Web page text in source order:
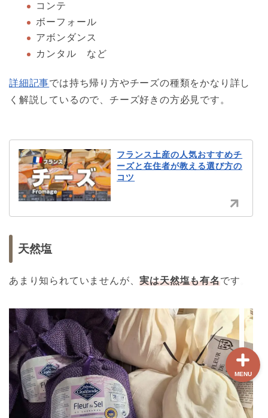
コンテ
ボーフォール
アボンダンス
カンタル など
詳細記事では持ち帰り方やチーズの種類をかなり詳し
く解説しているので、チーズ好きの方必見です。
フランス土産の人気おすすめチ
ーズと在住者が教える選び方の
コツ
天然塩
あまり知られていませんが、実は天然塩も有名です。
MENU
【最新版】パリ治安情報
フランスボックスについ